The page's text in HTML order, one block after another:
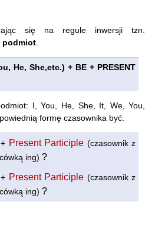
się na regule inwersji tzn.
podmiot.
He, She,etc.) + BE + PRESENT
I, You, He, She, It, We, You,
formę czasownika być.
+ Present Participle (czasownik z
ing)?
+ Present Participle (czasownik z
ing)?